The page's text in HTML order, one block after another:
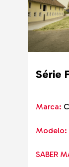
Série
Marca:
Modelo:
SABER